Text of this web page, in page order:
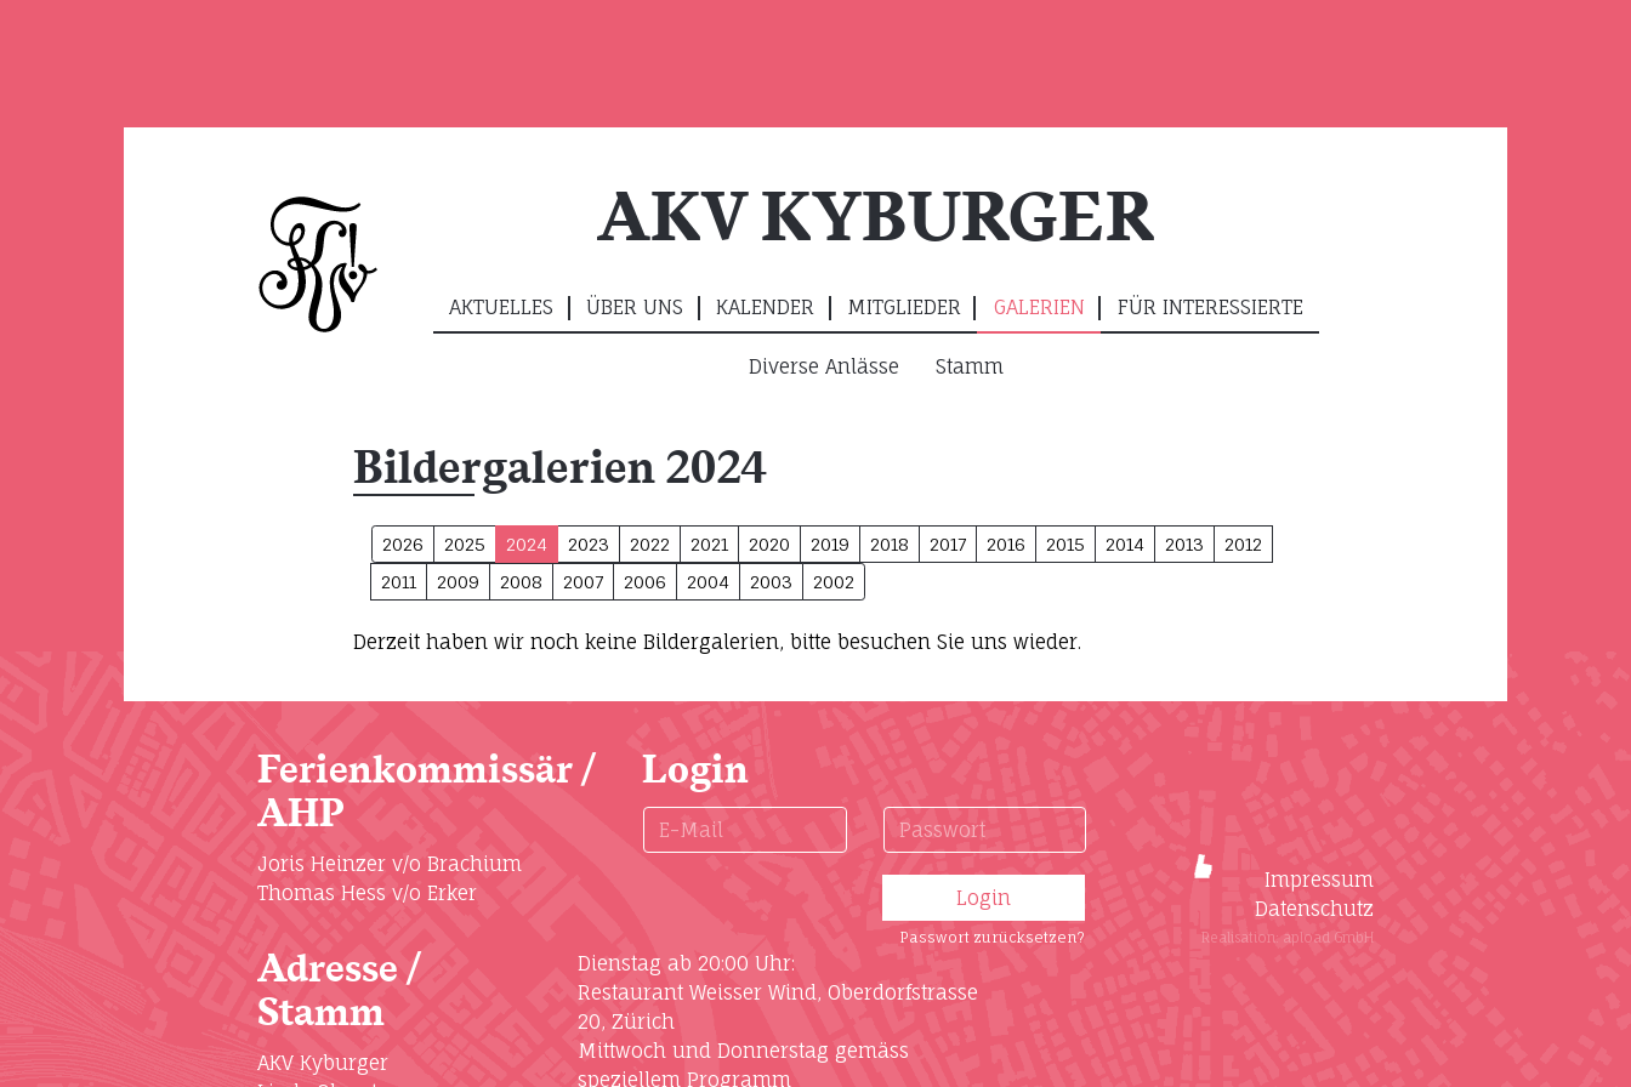
AKV KYBURGER
AKTUELLES ÜBER UNS KALENDER MITGLIEDER GALERIEN FÜR INTERESSIERTE
Diverse Anlässe Stamm
Bildergalerien 2024
2026 2025 2024 2023 2022 2021 2020 2019 2018 2017 2016 2015 2014 2013
2012
2011
2009 2008 2007 2006 2004 2003 2002
Derzeit haben wir noch keine Bildergalerien, bitte besuchen Sie uns wieder.
Ferienkommissär /
AHP
Joris Heinzer v/o Brachium
Thomas Hess v/o Erker
Login
Passwort zurücksetzen?
Impressum
Datenschutz
Realisation: apload GmbH
Adresse /
Stamm
AKV Kyburger
Dienstag ab 20:00 Uhr:
Restaurant Weisser Wind, Oberdorfstrasse
20, Zürich
Mittwoch und Donnerstag gemäss
speziellem Programm